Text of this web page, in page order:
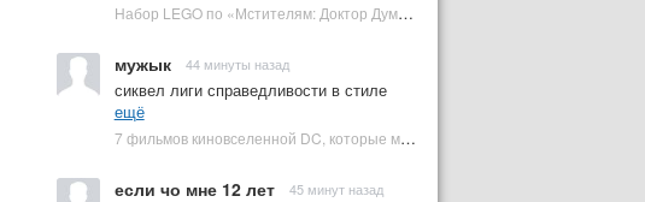
Набор LEGO по «Мстителям: Доктор Дум» раскрыл костюм Часового | Plugged In Ru
мужык 44 минуты назад
сиквел лиги справедливости в стиле
ещё
7 фильмов киновселенной DC, которые может снять Зак Снайдер | Plugged In Ru
если чо мне 12 лет 45 минут назад